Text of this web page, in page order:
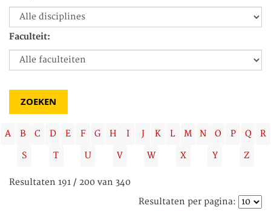
Faculteit:
A B C D E F G H I J K L M N O P Q
R
S
T U V W X Y Z
Resultaten 191 / 200 van 340
Resultaten per pagina: